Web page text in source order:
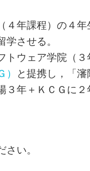
年課程）の４年
学させる。
ウェア学院（３
と提携し，「
３年＋ＫＣＧに
い。